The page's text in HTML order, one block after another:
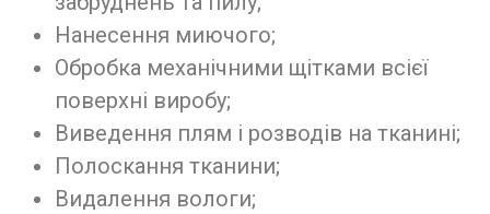
Нанесення миючого;
Обробка механічними щітками всієї
поверхні виробу;
Виведення плям і розводів на тканині;
Полоскання тканини;
Видалення вологи;